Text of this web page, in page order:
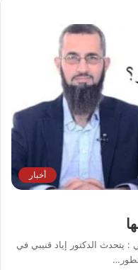
أخبار
: يتحدث الدكتور إياد قنيبي في